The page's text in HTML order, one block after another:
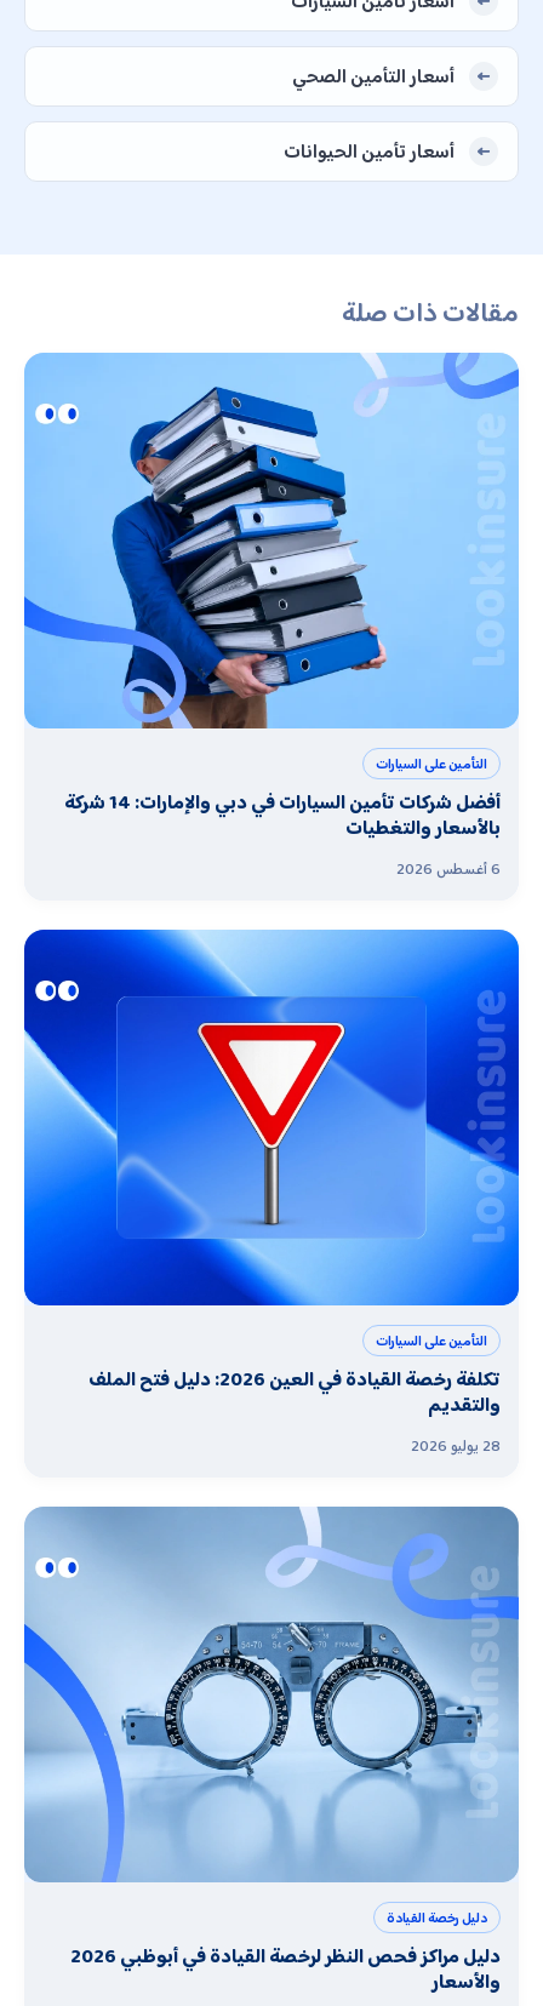
أسعار التأمين الصحي
أسعار تأمين الحيوانات
مقالات ذات صلة
التأمين على السيارات
أفضل شركات تأمين السيارات في دبي والإمارات: 14 شركة
بالأسعار والتغطيات
6 أغسطس 2026
التأمين على السيارات
تكلفة رخصة القيادة في العين 2026: دليل فتح الملف
والتقديم
28 يوليو 2026
دليل رخصة القيادة
دليل مراكز فحص النظر لرخصة القيادة في أبوظبي 2026
والأسعار